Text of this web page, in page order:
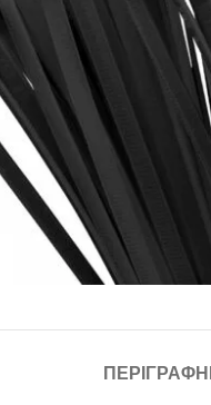
ΠΕΡΙΓΡΑΦΉ